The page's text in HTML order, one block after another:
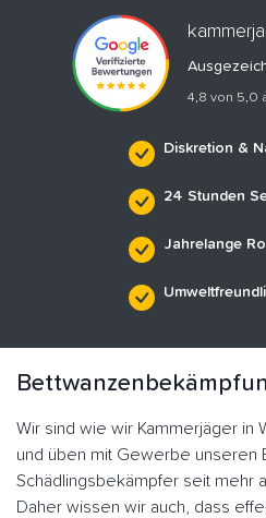
4,8 von 5,0
Diskretion &
24 Stunden
Jahrelange
Wir sind wie wir Kammerjäger in
und üben mit Gewerbe unseren
Schädlingsbekämpfer seit mehr
Daher wissen wir auch, dass